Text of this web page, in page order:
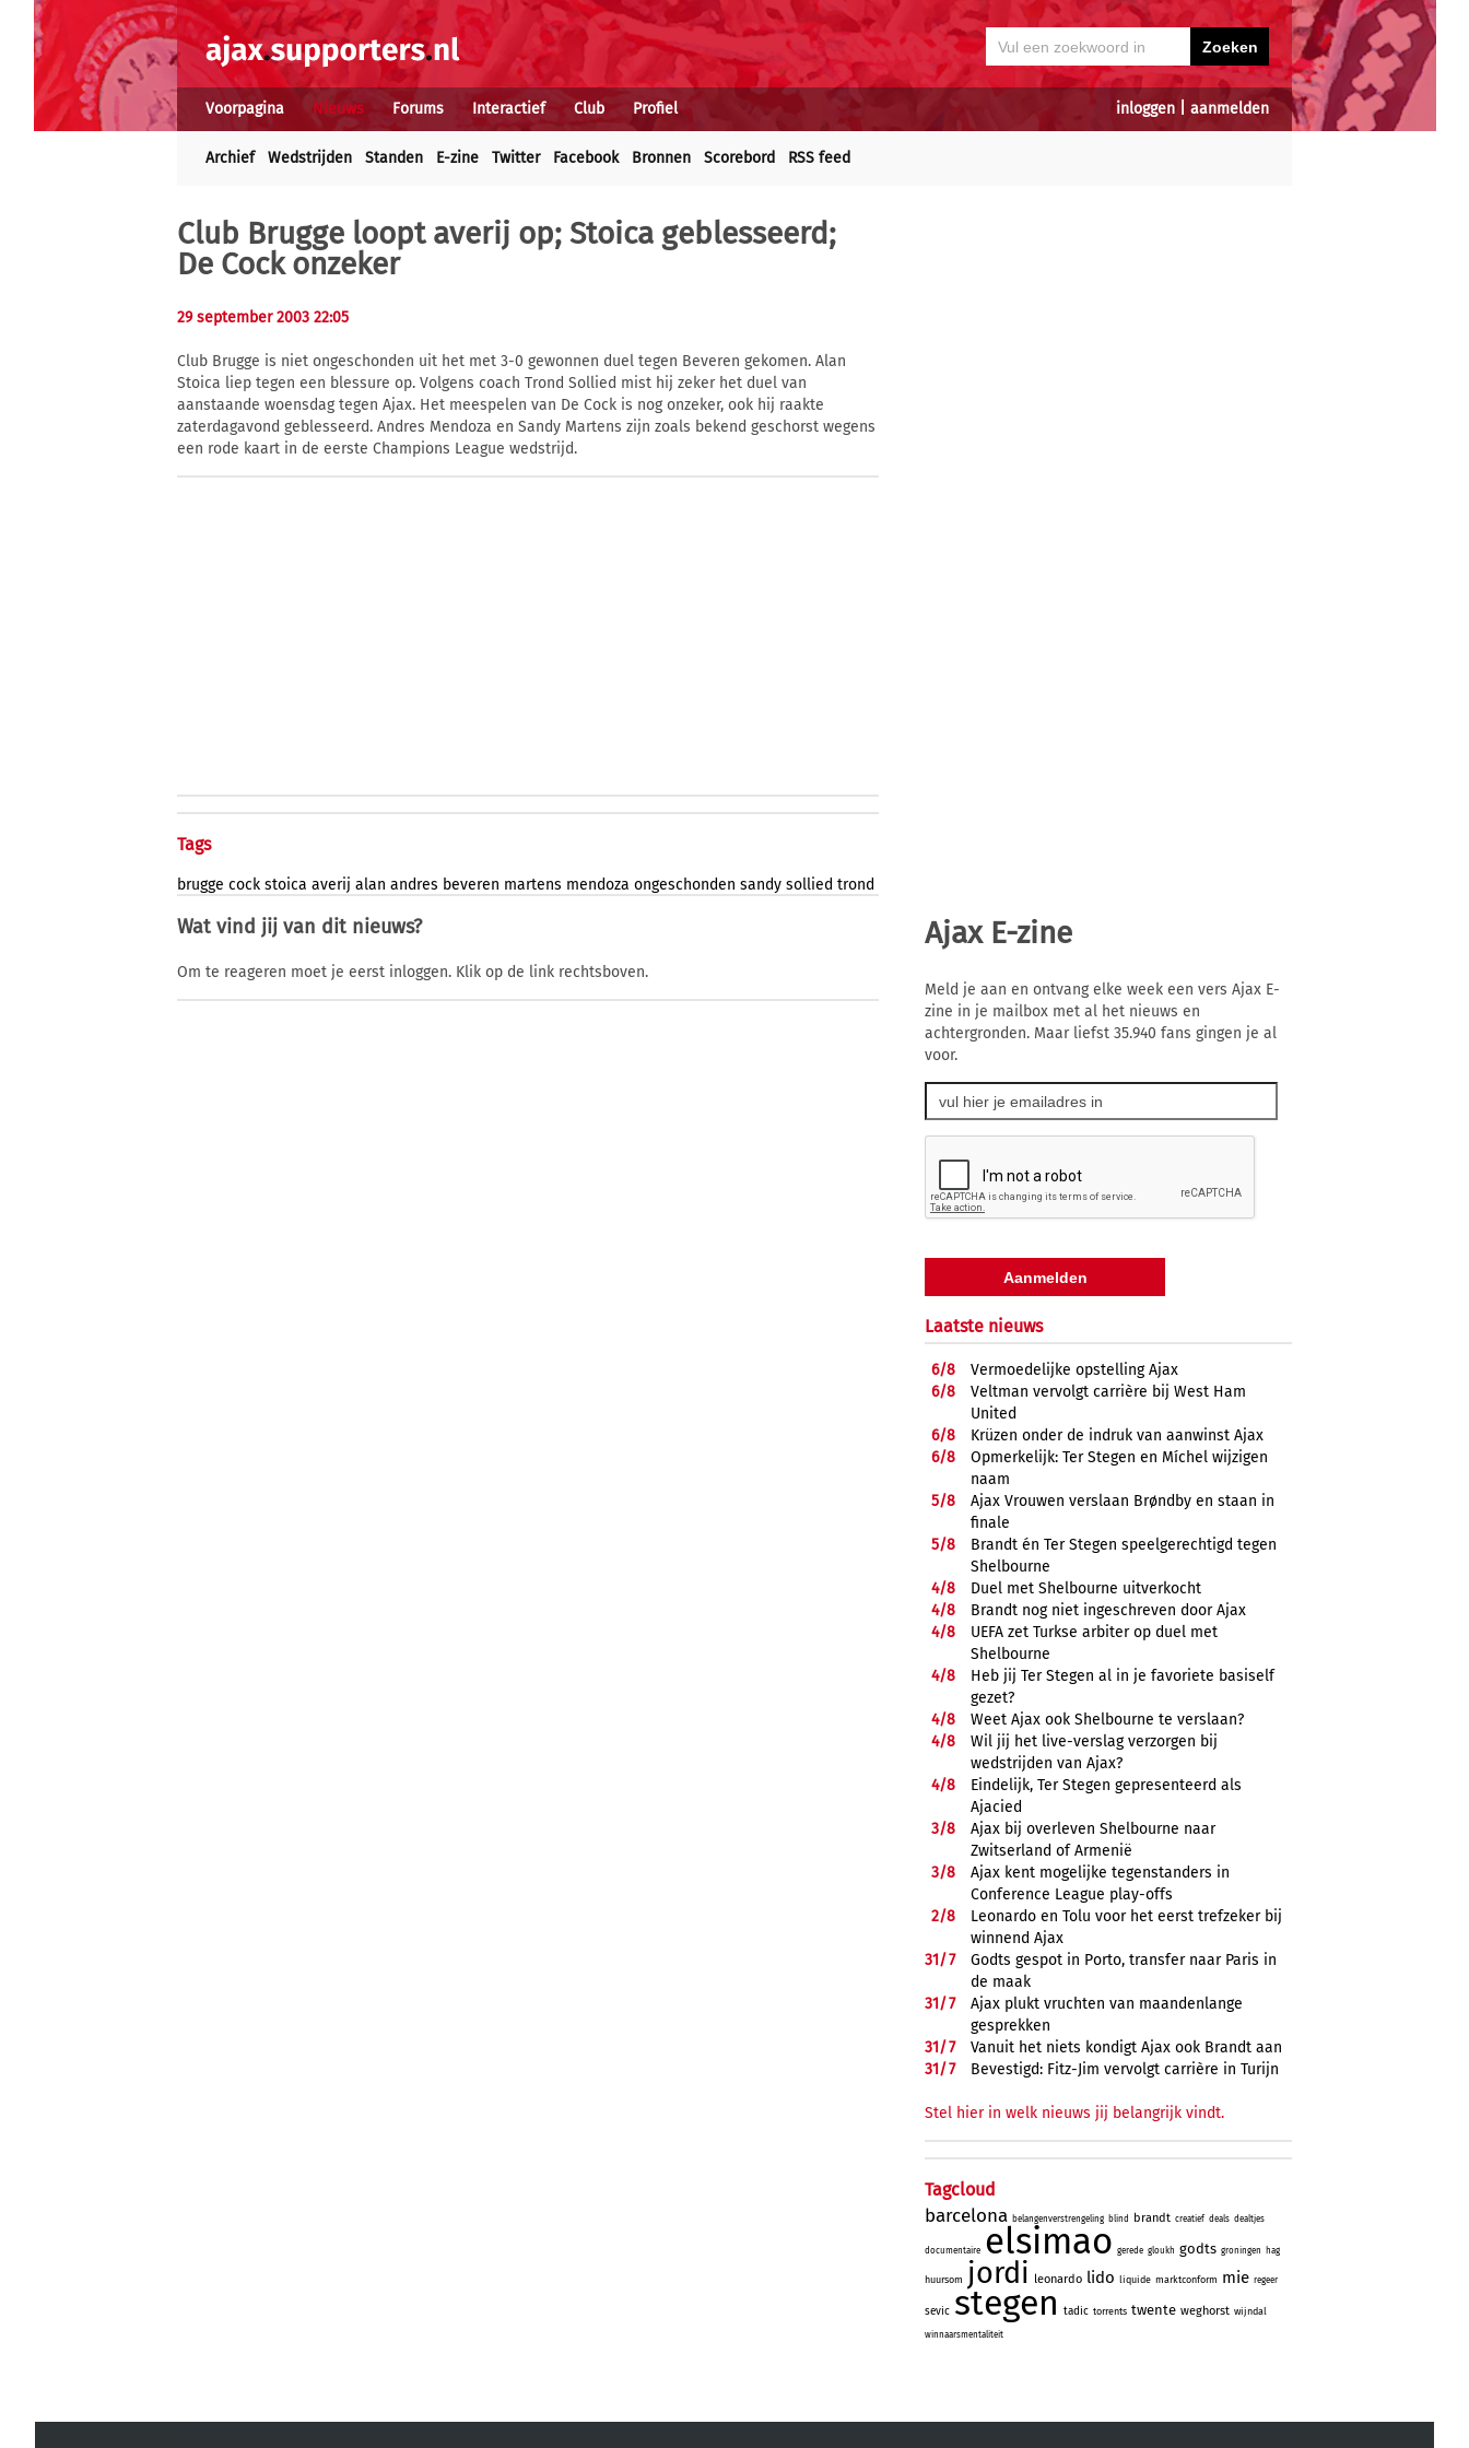
inloggen aanmelden
Voorpagina Nieuws Forums Interactief Club Profiel
Archief Wedstrijden Standen E-zine Twitter Facebook Bronnen Scorebord RSS feed
Club Brugge loopt averij op; Stoica geblesseerd;
De Cock onzeker
29 september 2003 22:05
Club Brugge is niet ongeschonden uit het met 3-0 gewonnen duel tegen Beveren gekomen. Alan
Stoica liep tegen een blessure op. Volgens coach Trond Sollied mist hij zeker het duel van
aanstaande woensdag tegen Ajax. Het meespelen van De Cock is nog onzeker, ook hij raakte
zaterdagavond geblesseerd. Andres Mendoza en Sandy Martens zijn zoals bekend geschorst wegens
een rode kaart in de eerste Champions League wedstrijd.
Tags
brugge cock stoica averij alan andres beveren martens mendoza ongeschonden sandy sollied trond
Wat vind jij van dit nieuws?
Om te reageren moet je eerst inloggen. Klik op de link rechtsboven.
Ajax E-zine
Meld je aan en ontvang elke week een vers Ajax E-
zine in je mailbox met al het nieuws en
achtergronden. Maar liefst 35.940 fans gingen je al
voor.
Laatste nieuws
6/8
Vermoedelijke opstelling Ajax
6/8
Veltman vervolgt carrière bij West Ham
United
6/8
Krüzen onder de indruk van aanwinst Ajax
6/8
Opmerkelijk: Ter Stegen en Míchel wijzigen
naam
5/8
Ajax Vrouwen verslaan Brøndby en staan in
finale
5/8
Brandt én Ter Stegen speelgerechtigd tegen
Shelbourne
4/8
Duel met Shelbourne uitverkocht
4/8
Brandt nog niet ingeschreven door Ajax
4/8
UEFA zet Turkse arbiter op duel met
Shelbourne
4/8
Heb jij Ter Stegen al in je favoriete basiself
gezet?
4/8
Weet Ajax ook Shelbourne te verslaan?
4/8
Wil jij het live-verslag verzorgen bij
wedstrijden van Ajax?
4/8
Eindelijk, Ter Stegen gepresenteerd als
Ajacied
3/8
Ajax bij overleven Shelbourne naar
Zwitserland of Armenië
3/8
Ajax kent mogelijke tegenstanders in
Conference League play-offs
2/8
Leonardo en Tolu voor het eerst trefzeker bij
winnend Ajax
31/7
Godts gespot in Porto, transfer naar Paris in
de maak
31/7
Ajax plukt vruchten van maandenlange
gesprekken
31/7
Vanuit het niets kondigt Ajax ook Brandt aan
31/7 Bevestigd: Fitz-Jim vervolgt carrière in Turijn
Stel hier in welk nieuws jij belangrijk vindt.
Tagcloud
barcelona belangenverstrengeling blind brandt creatief deals dealtjes
documentaire elsimao gerede gloukh godts groningen hag
huursom jordi leonardo lido liquide marktconform mie regeer
sevic stegen tadic torrents twente weghorst wijndal
winnaarsmentaliteit